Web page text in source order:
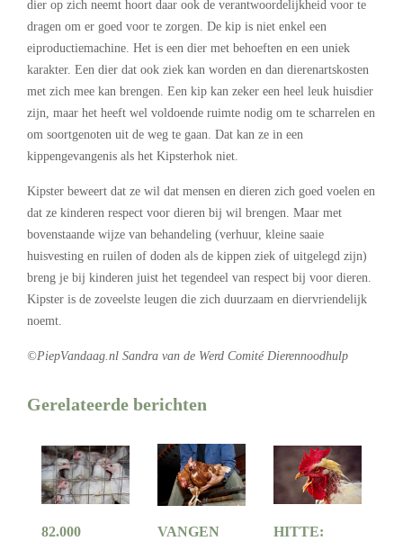
dier op zich neemt hoort daar ook de verantwoordelijkheid voor te
dragen om er goed voor te zorgen. De kip is niet enkel een
eiproductiemachine. Het is een dier met behoeften en een uniek
karakter. Een dier dat ook ziek kan worden en dan dierenartskosten
met zich mee kan brengen. Een kip kan zeker een heel leuk huisdier
zijn, maar het heeft wel voldoende ruimte nodig om te scharrelen en
om soortgenoten uit de weg te gaan. Dat kan ze in een
kippengevangenis als het Kipsterhok niet.
Kipster beweert dat ze wil dat mensen en dieren zich goed voelen en
dat ze kinderen respect voor dieren bij wil brengen. Maar met
bovenstaande wijze van behandeling (verhuur, kleine saaie
huisvesting en ruilen of doden als de kippen ziek of uitgelegd zijn)
breng je bij kinderen juist het tegendeel van respect bij voor dieren.
Kipster is de zoveelste leugen die zich duurzaam en diervriendelijk
noemt.
©PiepVandaag.nl Sandra van de Werd Comité Dierennoodhulp
Gerelateerde berichten
82.000
VANGEN
HITTE: